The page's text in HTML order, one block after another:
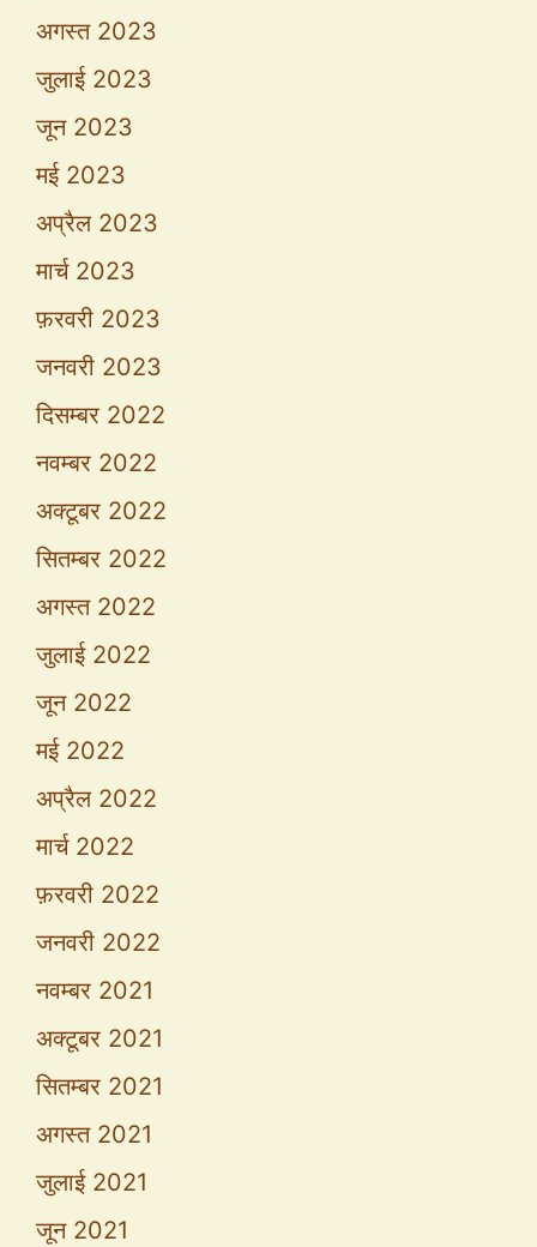
अगस्त 2023
जुलाई 2023
जून 2023
मई 2023
अप्रैल 2023
मार्च 2023
फ़रवरी 2023
जनवरी 2023
दिसम्बर 2022
नवम्बर 2022
अक्टूबर 2022
सितम्बर 2022
अगस्त 2022
जुलाई 2022
जून 2022
मई 2022
अप्रैल 2022
मार्च 2022
फ़रवरी 2022
जनवरी 2022
नवम्बर 2021
अक्टूबर 2021
सितम्बर 2021
अगस्त 2021
जुलाई 2021
जून 2021